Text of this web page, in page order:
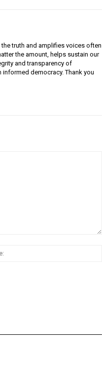
truth and amplifies voices often
the amount, helps sustain our
and transparency of
democracy. Thank you